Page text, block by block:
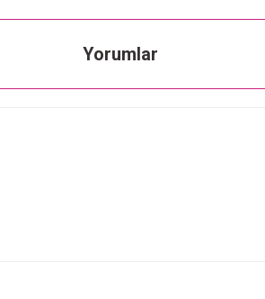
Yorumlar